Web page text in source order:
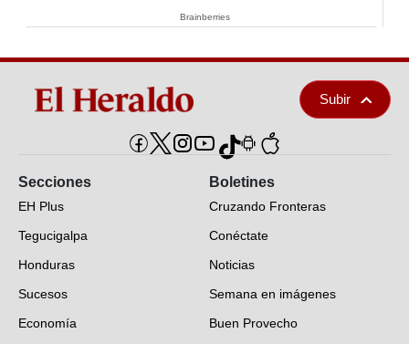
Brainberries
Subir
Secciones
EH Plus
Tegucigalpa
Honduras
Sucesos
Economía
Boletines
Cruzando Fronteras
Conéctate
Noticias
Semana en imágenes
Buen Provecho